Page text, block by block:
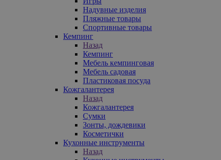
Надувные изделия
Пляжные товары
Спортивные товары
Кемпинг
Назад
Кемпинг
Мебель кемпинговая
Мебель садовая
Пластиковая посуда
Кожгалантерея
Назад
Кожгалантерея
Сумки
Зонты, дождевики
Косметички
Кухонные инструменты
Назад